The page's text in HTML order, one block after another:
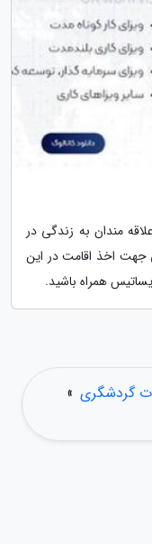
مندان به زندگی در
اخذ اقامت در این
همراه باشید.
گردشگری »